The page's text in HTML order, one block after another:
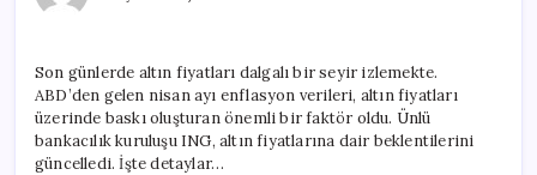
Ediyor:
ING’den
Yeni
Tahminler
Son günlerde altın fiyatları dalgalı bir seyir izlemekte.
ABD’den gelen nisan ayı enflasyon verileri, altın fiyatları
üzerinde baskı oluşturan önemli bir faktör oldu. Ünlü
bankacılık kuruluşu ING, altın fiyatlarına dair beklentilerini
güncelledi. İşte detaylar…